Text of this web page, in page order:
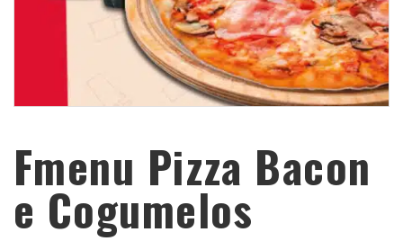
Fmenu Pizza Bacon
e Cogumelos